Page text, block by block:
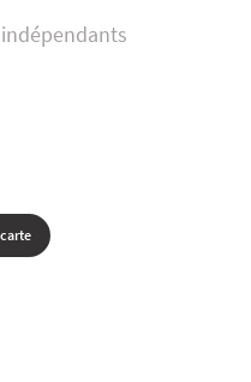
indépendants